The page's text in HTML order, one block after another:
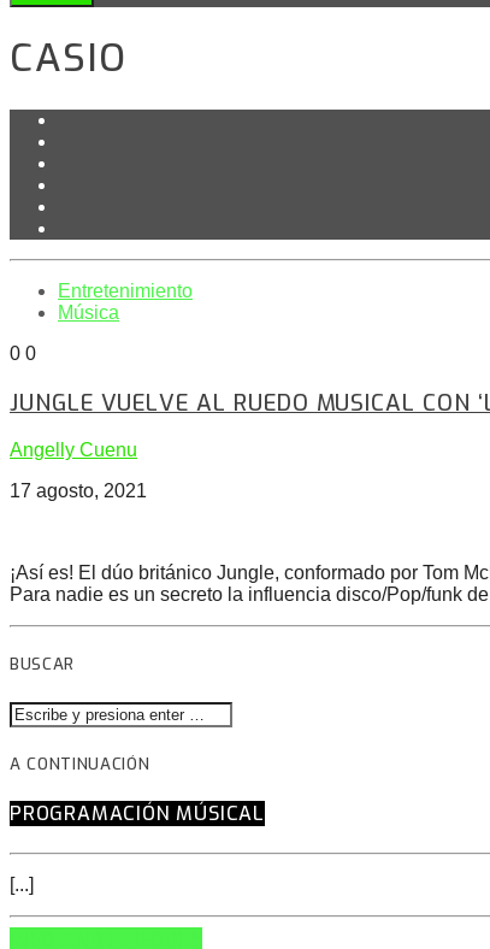
CASIO
Entretenimiento
Música
0 0
JUNGLE VUELVE AL RUEDO MUSICAL CON
Angelly Cuenu
17 agosto, 2021
¡Así es! El dúo británico Jungle, conformado por Tom
Para nadie es un secreto la influencia disco/Pop/funk
BUSCAR
A CONTINUACIÓN
PROGRAMACIÓN MÚSICAL
[...]